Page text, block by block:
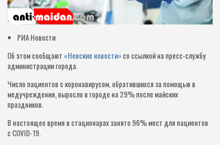
РИА Новости
Об этом сообщают «Невские новости»со ссылкой на пресс-службу
администрации города.
Число пациентов с коронавирусом, обратившихся за помощью в
медучреждения, выросло в городе на 29% после майских
праздников.
В настоящее время в стационарах занято 96% мест для пациентов
с COVID-19.